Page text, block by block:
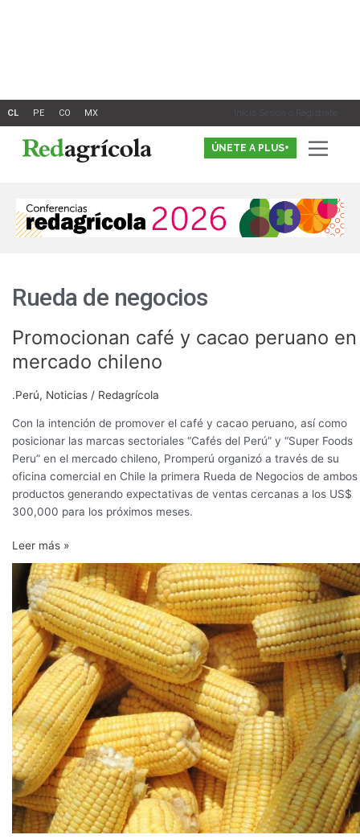
Inicia Sesión o Registrate
ÚNETE A PLUS+
Rueda de negocios
Promocionan café y cacao peruano en
mercado chileno
.Perú, Noticias / Redagrícola
Con la intención de promover el café y cacao peruano, así como
posicionar las marcas sectoriales “Cafés del Perú” y “Super Foods
Peru” en el mercado chileno, Promperú organizó a través de su
oficina comercial en Chile la primera Rueda de Negocios de ambos
productos generando expectativas de ventas cercanas a los US$
300,000 para los próximos meses.
Promocionan
y
cacao
peruano
en
mercado
chileno
Leer más »
Córdoba:
vendieron
42.200
toneladas
de
maíz
en
rueda
de
negocios